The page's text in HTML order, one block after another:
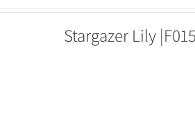
Stargazer Lily |F015